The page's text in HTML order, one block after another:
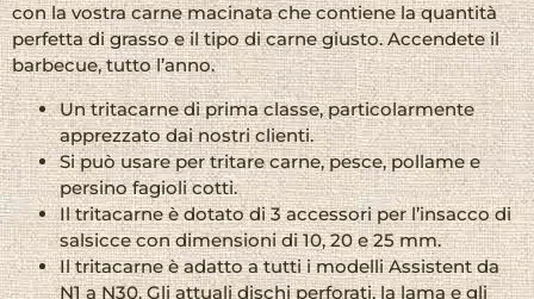
con la vostra carne macinata che contiene la quantità
perfetta di grasso e il tipo di carne giusto. Accendete il
barbecue, tutto l’anno.
Un tritacarne di prima classe, particolarmente
apprezzato dai nostri clienti.
Si può usare per tritare carne, pesce, pollame e
persino fagioli cotti.
Il tritacarne è dotato di 3 accessori per l’insacco di
salsicce con dimensioni di 10, 20 e 25 mm.
Il tritacarne è adatto a tutti i modelli Assistent da
N1 a N30. Gli attuali dischi perforati, la lama e gli